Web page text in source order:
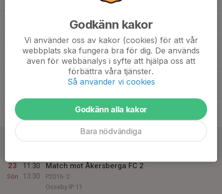
21
23
Sön
11:30
13:30
Match mot Åkersberga FC 2
P2016- 2
Össeby IP 11
Godkänn kakor
Vi använder oss av kakor (cookies) för att vår
webbplats ska fungera bra för dig. De används
även för webbanalys i syfte att hjälpa oss att
förbättra våra tjänster.
Så använder vi cookies
Godkänn alla kakor
Bara nödvändiga